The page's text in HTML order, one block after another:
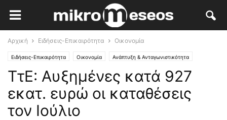
Αρχική Ειδήσεις-Επικαιρότητα Οικονομία
Ειδήσεις-Επικαιρότητα Οικονομία Ανάπτυξη & Ανταγωνιστικότητα
ΤτΕ: Αυξημένες κατά 927
εκατ. ευρώ οι καταθέσεις
τον Ιούλιο